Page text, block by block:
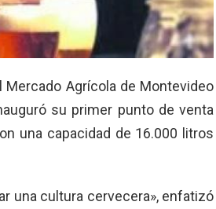
Agrícola de Montevideo
su primer punto de venta
una capacidad de 16.000 litros
una cultura cervecera», enfatizó